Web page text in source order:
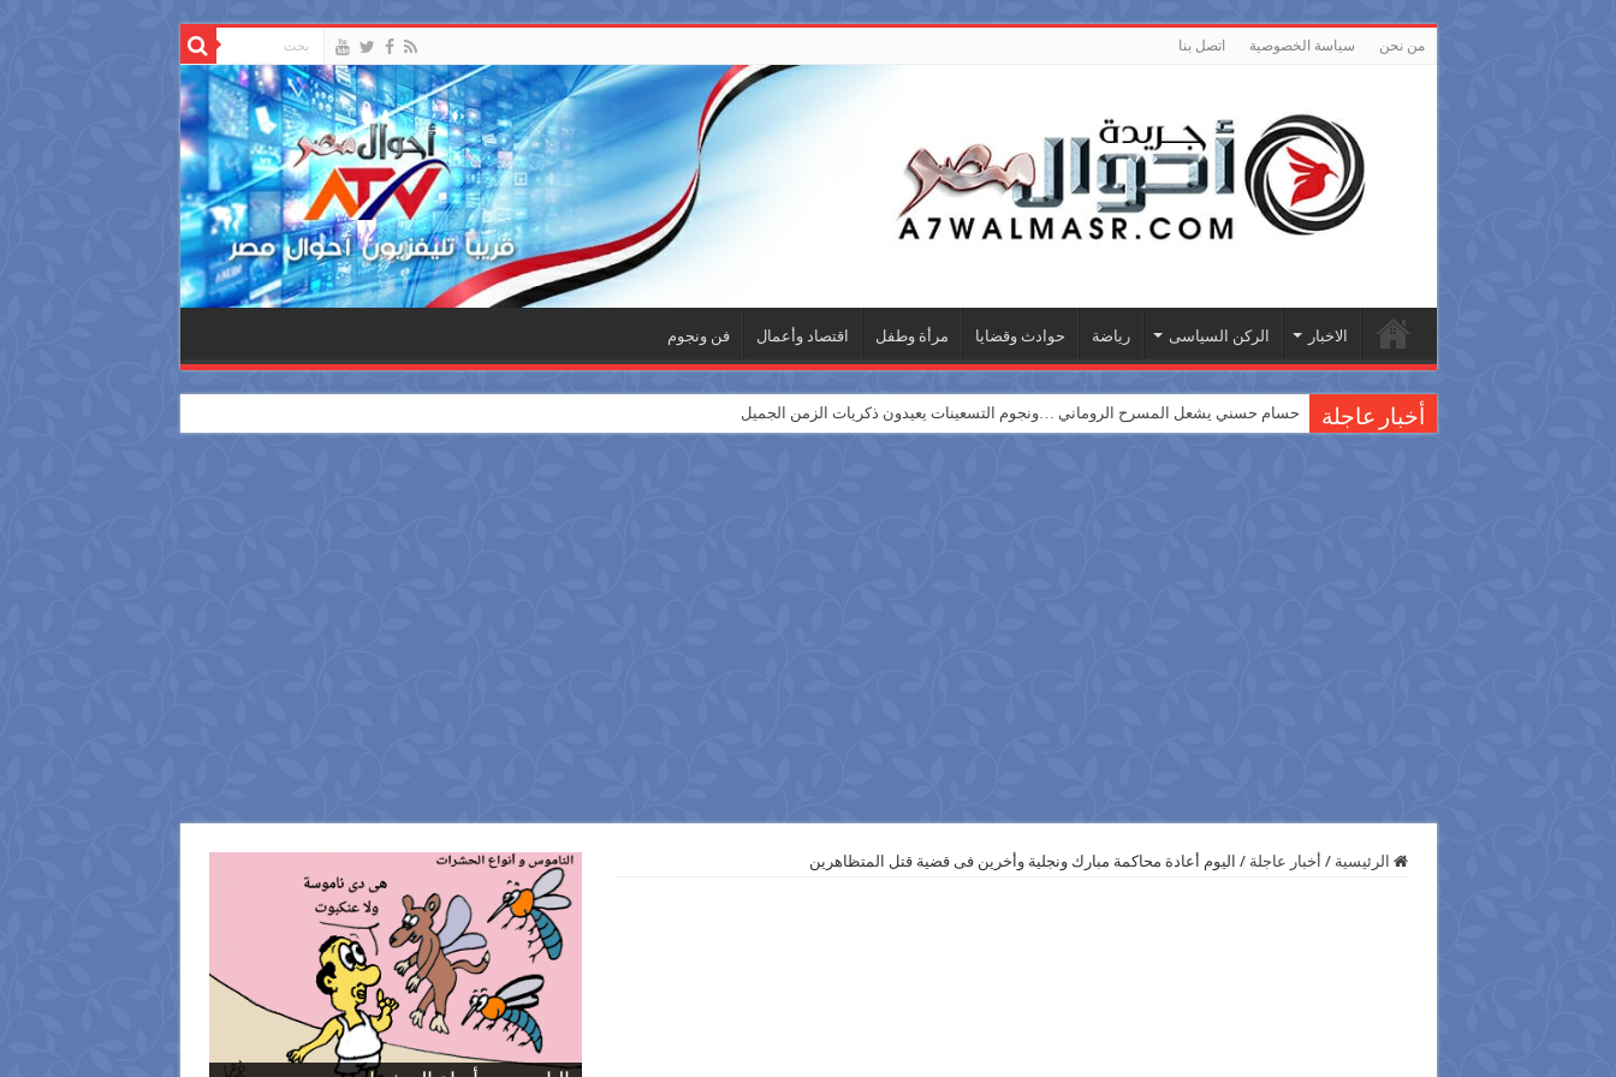
من نحن سياسة الخصوصية اتصل بنا
الاخبار الركن السياسى رياضة حوادث وقضايا مرأة وطفل اقتصاد وأعمال فن ونجوم
أخبار عاجلة حسام حسني يشعل المسرح الروماني …ونجوم التسعينات يعيدون ذكريات الزمن الجميل
الرئيسية / أخبار عاجلة / اليوم أعادة محاكمة مبارك ونجلية وأخرين فى قضية قتل المتظاهرين